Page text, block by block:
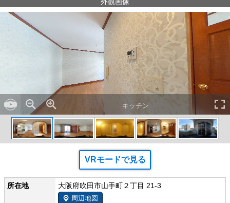
外観画像
キッチン
VRモードで見る
所在地 大阪府吹田市山手町２丁目 21-3
周辺地図